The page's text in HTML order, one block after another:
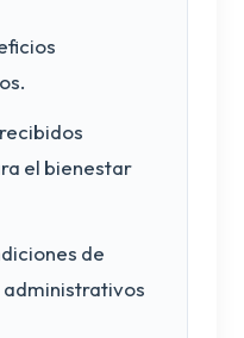
el bienestar
de
administrativos